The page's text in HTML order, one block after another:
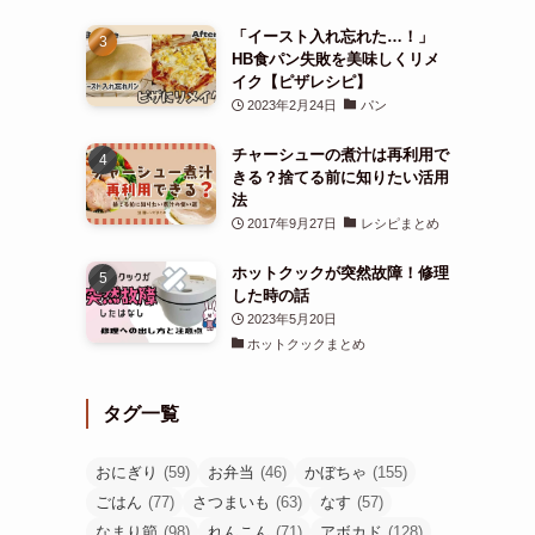
「イースト入れ忘れた…！」
HB食パン失敗を美味しくリメ
イク【ピザレシピ】
2023年2月24日 パン
チャーシューの煮汁は再利用で
きる？捨てる前に知りたい活用
法
2017年9月27日 レシピまとめ
ホットクックが突然故障！修理
した時の話
2023年5月20日
ホットクックまとめ
タグ一覧
おにぎり (59) お弁当 (46) かぼちゃ (155)
ごはん (77) さつまいも (63) なす (57)